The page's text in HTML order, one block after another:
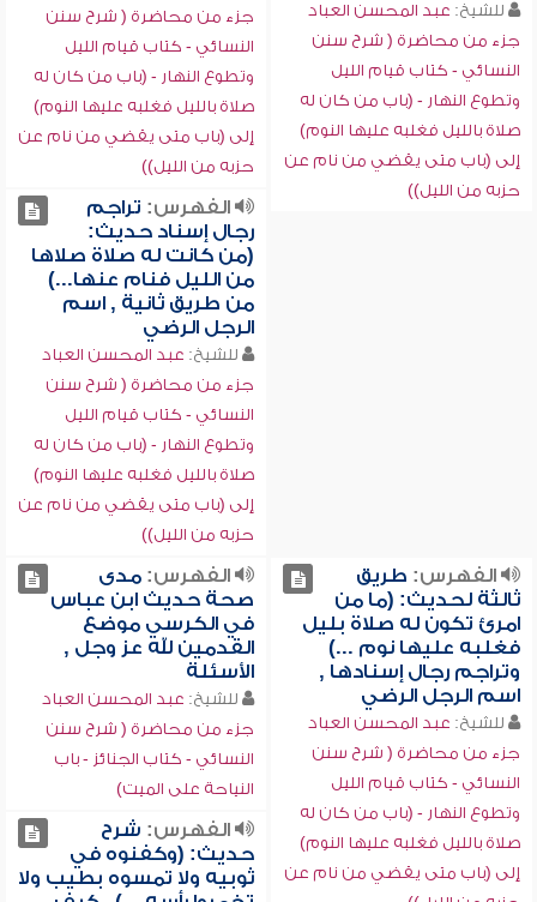
للشيخ: عبد المحسن العباد
جزء من محاضرة ( شرح سنن
النسائي - كتاب قيام الليل
وتطوع النهار - (باب من كان له
صلاة بالليل فغلبه عليها النوم)
إلى (باب متى يقضي من نام عن
حزبه من الليل))
جزء من محاضرة ( شرح سنن
النسائي - كتاب قيام الليل
وتطوع النهار - (باب من كان له
صلاة بالليل فغلبه عليها النوم)
إلى (باب متى يقضي من نام عن
حزبه من الليل))
الفهرس: تراجم
رجال إسناد حديث:
(من كانت له صلاة صلاها
من الليل فنام عنها...)
من طريق ثانية , اسم
الرجل الرضي
للشيخ: عبد المحسن العباد
جزء من محاضرة ( شرح سنن
النسائي - كتاب قيام الليل
وتطوع النهار - (باب من كان له
صلاة بالليل فغلبه عليها النوم)
إلى (باب متى يقضي من نام عن
حزبه من الليل))
الفهرس: طريق
ثالثة لحديث: (ما من
امرئ تكون له صلاة بليل
فغلبه عليها نوم ...)
وتراجم رجال إسنادها ,
اسم الرجل الرضي
للشيخ: عبد المحسن العباد
جزء من محاضرة ( شرح سنن
النسائي - كتاب قيام الليل
وتطوع النهار - (باب من كان له
صلاة بالليل فغلبه عليها النوم)
إلى (باب متى يقضي من نام عن
الفهرس:مدى
صحة حديث ابن عباس
في الكرسي موضع
القدمين لله عز وجل ,
الأسئلة
للشيخ: عبد المحسن العباد
جزء من محاضرة ( شرح سنن
النسائي - كتاب الجنائز - باب
النياحة على الميت)
الفهرس: شرح
حديث: (وكفنوه في
ثوبيه ولا تمسوه بطيب ولا